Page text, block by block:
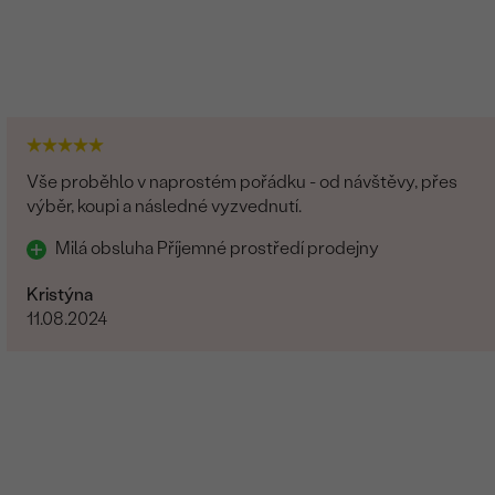
Vše proběhlo v naprostém pořádku - od návštěvy, přes
výběr, koupi a následné vyzvednutí.
Milá obsluha Příjemné prostředí prodejny
Kristýna
11.08.2024